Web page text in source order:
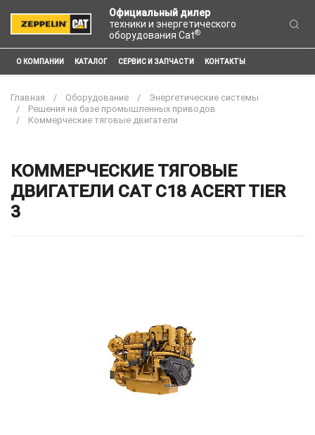
Официальный дилер
техники и энергетического
оборудования Cat®
О КОМПАНИИ КАТАЛОГ СЕРВИС И ЗАПЧАСТИ КОНТАКТЫ
Главная Оборудование
Энергетические системы
Решения на базе промышленных приводов
Коммерческие тяговые двигатели
КОММЕРЧЕСКИЕ ТЯГОВЫЕ
ДВИГАТЕЛИ CAT C18 ACERT TIER
3